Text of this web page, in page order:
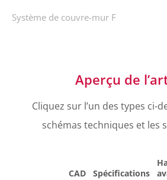
Système de couvre-mur F
Aperçu de
Cliquez sur l’un des types ci-
schémas techniques et les
CAD Spécifications